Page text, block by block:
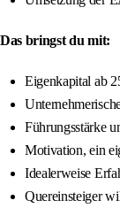
Das bringst du mit:
Eigenkapital ab
Führungsstärke
Motivation, ein
Idealerweise
Quereinsteiger